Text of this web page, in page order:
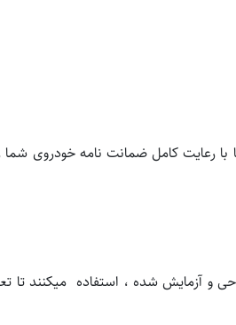
رعایت کامل ضمانت نامه خودروی شما
و آزمایش شده ، استفاده میکنند تا